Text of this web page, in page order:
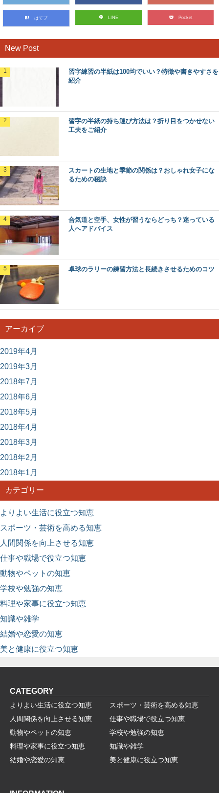
はてブ LINE Pocket
New Post
習字練習の半紙は100均でいい？特徴や書きやすさを
紹介
習字の半紙の持ち運び方法は？折り目をつかせない
工夫をご紹介
スカートの生地と季節の関係は？おしゃれ女子にな
るための秘訣
合気道と空手、女性が習うならどっち？迷っている
人へアドバイス
卓球のラリーの練習方法と長続きさせるためのコツ
アーカイブ
2019年4月
2019年3月
2018年7月
2018年6月
2018年5月
2018年4月
2018年3月
2018年2月
2018年1月
カテゴリー
よりよい生活に役立つ知恵
スポーツ・芸術を高める知恵
人間関係を向上させる知恵
仕事や職場で役立つ知恵
動物やペットの知恵
学校や勉強の知恵
料理や家事に役立つ知恵
知識や雑学
結婚や恋愛の知恵
美と健康に役立つ知恵
CATEGORY
よりよい生活に役立つ知恵
スポーツ・芸術を高める知恵
人間関係を向上させる知恵
仕事や職場で役立つ知恵
動物やペットの知恵
学校や勉強の知恵
料理や家事に役立つ知恵
知識や雑学
結婚や恋愛の知恵
美と健康に役立つ知恵